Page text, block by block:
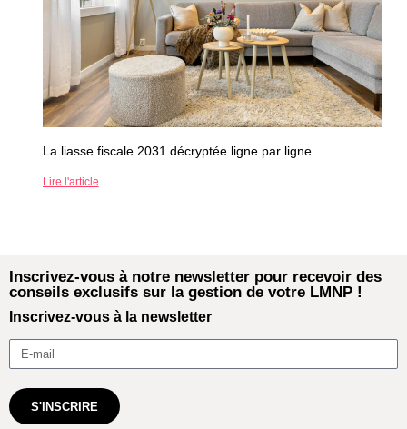
La liasse fiscale 2031 décryptée ligne par ligne
Lire l'article
Inscrivez-vous à notre newsletter pour recevoir des
conseils exclusifs sur la gestion de votre LMNP !
Inscrivez-vous à la newsletter
S'INSCRIRE